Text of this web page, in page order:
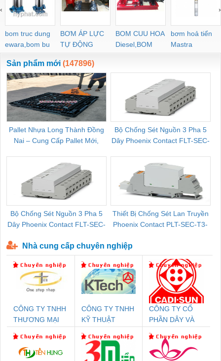
bom truc dung
ewara,bom bu
ewara
BƠM ÁP LỰC
TỰ ĐỘNG
BOM CUU HOA
Diesel,BOM
CHUA CHAY
bơm hoả tiển
Mastra
‹ ›
Sản phẩm mới (147896)
Pallet Nhựa Long Thành Đồng
Nai – Cung Cấp Pallet Mới,
Bộ Chống Sét Nguồn 3 Pha 5
Dây Phoenix Contact FLT-SEC-
Bộ Chống Sét Nguồn 3 Pha 5
Dây Phoenix Contact FLT-SEC-
Thiết Bị Chống Sét Lan Truyền
Phoenix Contact PLT-SEC-T3-
Nhà cung cấp chuyên nghiệp
CÔNG TY TNHH
THƯƠNG MẠI
NAM
CÔNG TY TNHH
KỸ THUẬT
NAM
CÔNG TY CỔ
PHẦN DÂY VÀ
THƯỢNG ĐÌNH